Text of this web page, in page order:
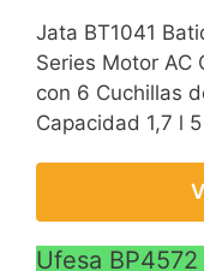
Jata BT1041
Series Motor AC
con 6 Cuchillas
Capacidad 1,7 l
Ufesa